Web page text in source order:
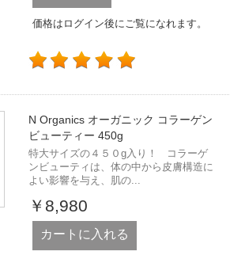
価格はログイン後にご覧になれます。
N Organics オーガニック コラーゲン
ビューティー 450g
特大サイズの４５０g入り！ コラーゲ
ンビューティは、体の中から皮膚構造に
よい影響を与え、肌の...
￥8,980
カートに入れる